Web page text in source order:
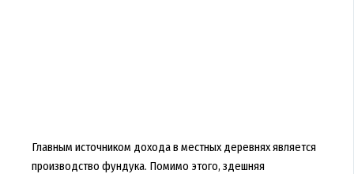
Главным источником дохода в местных деревнях является
производство фундука. Помимо этого, здешняя